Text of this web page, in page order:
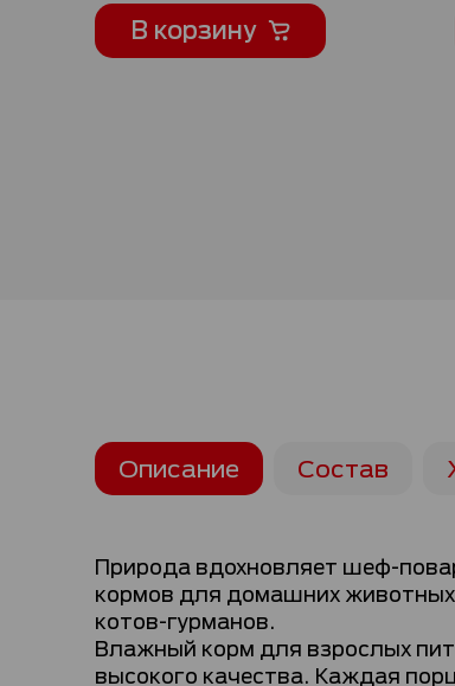
В корзину
Описание
Природа вдохновляет шеф-
кормов для домашних
котов-гурманов.
Влажный корм для взрослых
высокого качества. Каждая
Состав